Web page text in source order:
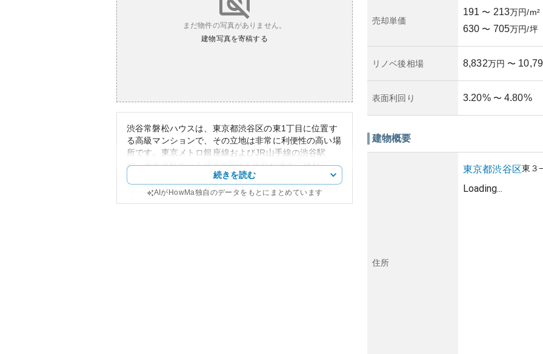
まだ物件の写真がありません。
建物写真を寄稿する
渋谷常磐松ハウスは、東京都渋谷区の東1丁目に位置す
る高級マンションで、その立地は非常に利便性の高い場
所です。東京メトロ銀座線およびJR山手線の渋谷駅
や、表参道駅からも徒歩約6分と通勤や通学に便利で
す。このマンションは、シンプルでモダンな外観を持
ち、洗練された都市生活を送るための環境が整っていま
続きを読む
AIがHowMa独自のデータをもとにまとめています
売却単価
191 〜 213万円/m²
630 〜 705万円/坪
リノベ後相場 8,832万円 〜
表面利回り 3.20% 〜 4.80%
建物概要
住所
東京都渋谷区東 ３
Loading...